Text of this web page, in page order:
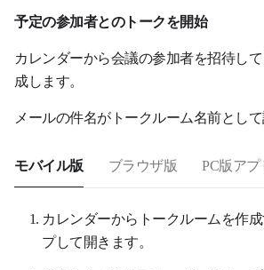
予定の参加者とのトークを開始
カレンダーから会議の参加者を招待し
成します。
メールの件名がトークルーム名前として
モバイル版 ブラウザ版 PC版アプ
カレンダーからトークルームを作
プして開きます。